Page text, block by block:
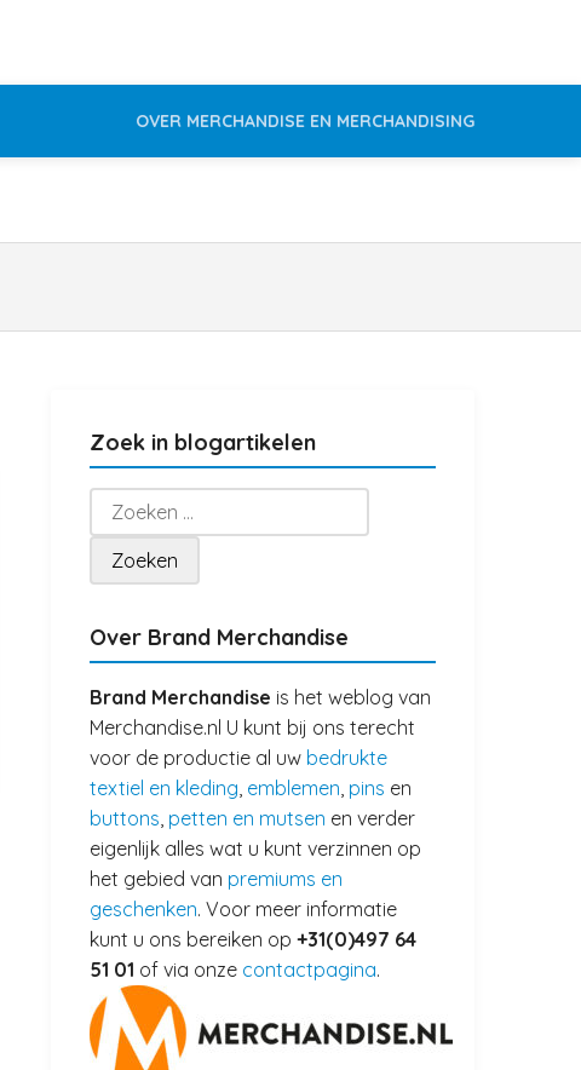
OVER MERCHANDISE EN MERCHANDISING
Zoek in blogartikelen
Zoeken
naar:
Over Brand Merchandise
Brand Merchandise is het weblog van
Merchandise.nl U kunt bij ons terecht
voor de productie al uw bedrukte
textiel en kleding, emblemen, pins en
buttons, petten en mutsen en verder
eigenlijk alles wat u kunt verzinnen op
het gebied van premiums en
geschenken. Voor meer informatie
kunt u ons bereiken op +31(0)497 64
51 01 of via onze contactpagina.